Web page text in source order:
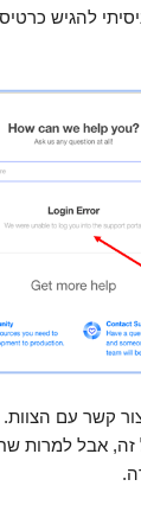
להגיש
קשר עם
אבל למרות